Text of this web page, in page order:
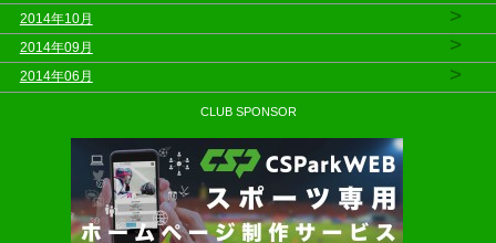
2014年10月 >
2014年09月 >
2014年06月 >
CLUB SPONSOR